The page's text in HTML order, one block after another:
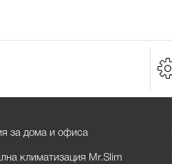
за дома и офиса
климатизация Mr.Slim